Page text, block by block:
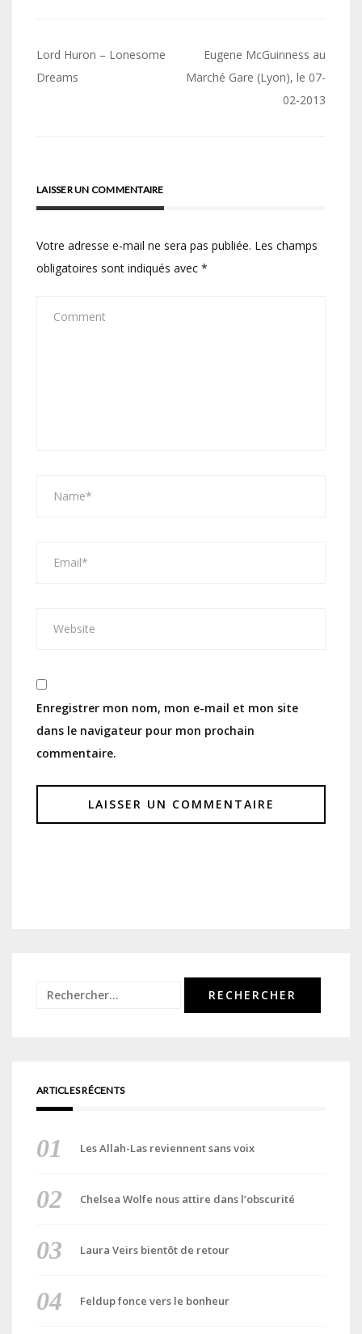
Navigation
de
Lord Huron – Lonesome
Dreams
Eugene McGuinness au
Marché Gare (Lyon), le 07-
02-2013
LAISSER UN COMMENTAIRE
Votre adresse e-mail ne sera pas publiée. Les champs
obligatoires sont indiqués avec *
Enregistrer mon nom, mon e-mail et mon site
dans le navigateur pour mon prochain
commentaire.
Rechercher :
ARTICLES RÉCENTS
Les Allah-Las reviennent sans voix
Chelsea Wolfe nous attire dans l’obscurité
Laura Veirs bientôt de retour
Feldup fonce vers le bonheur